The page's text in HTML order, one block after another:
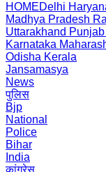
HOMEDelhi
Madhya Pradesh
Uttarakhand Punjab
Karnataka
Odisha Kerala
Jansamasya
News
पुलिस
Bjp
National
Police
Bihar
India
कांग्रेस